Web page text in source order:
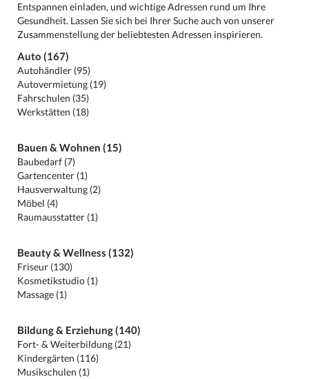
Entspannen einladen, und wichtige Adressen rund um Ihre
Gesundheit. Lassen Sie sich bei Ihrer Suche auch von unserer
Zusammenstellung der beliebtesten Adressen inspirieren.
Auto (167)
Autohändler (95)
Autovermietung (19)
Fahrschulen (35)
Werkstätten (18)
Bauen & Wohnen (15)
Baubedarf (7)
Gartencenter (1)
Hausverwaltung (2)
Möbel (4)
Raumausstatter (1)
Beauty & Wellness (132)
Friseur (130)
Kosmetikstudio (1)
Massage (1)
Bildung & Erziehung (140)
Fort- & Weiterbildung (21)
Kindergärten (116)
Musikschulen (1)